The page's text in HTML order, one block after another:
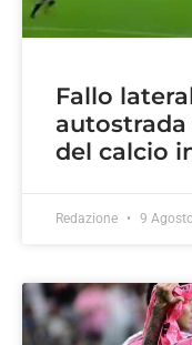
Fallo
del calcio
Redazione 9